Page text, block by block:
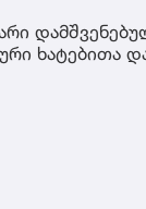
ხატებითა